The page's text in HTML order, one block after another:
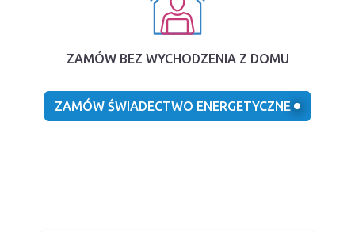
ZAMÓW BEZ WYCHODZENIA Z DOMU
ZAMÓW ŚWIADECTWO ENERGETYCZNE